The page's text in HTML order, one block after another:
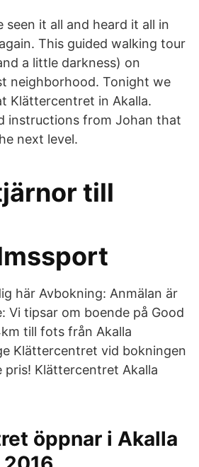
seen it all and heard it all in
This guided walking tour
a little darkness) on
neighborhood. Tonight we
Klättercentret in Akalla.
instructions from Johan that
next level.
till
här Avbokning: Anmälan är
Vi tipsar om boende på Good
till fots från Akalla
Klättercentret vid bokningen
Klättercentret Akalla
öppnar i Akalla